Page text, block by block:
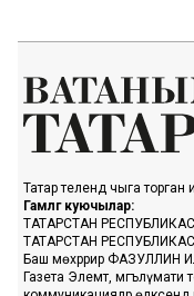
Татар телендә чыга торган
Гамәлгә куючылар:
ТАТАРСТАН
ТАТАРСТАН
Баш мөхәррир
Газета Элемтә, мәгълүмати